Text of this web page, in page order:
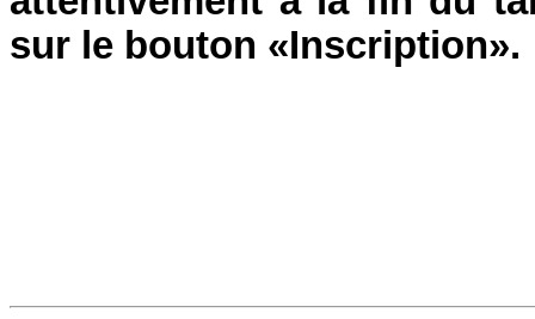
sur le bouton «Inscription».